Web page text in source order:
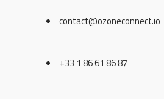
contact@ozoneconnect.io
+33 1 86 61 86 87